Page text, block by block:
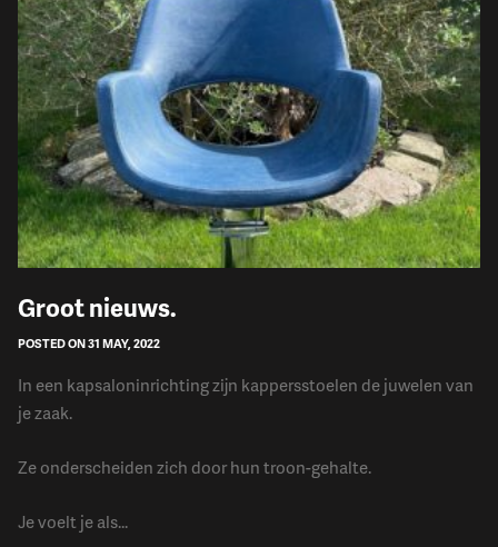
Groot nieuws.
POSTED ON 31 MAY, 2022
In een kapsaloninrichting zijn kappersstoelen de juwelen van
je zaak.
Ze onderscheiden zich door hun troon-gehalte.
Je voelt je als...